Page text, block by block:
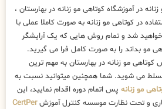
در آموزشگاه کوتاهی مو زنانه در بهارستان ،
در کوتاهی مو زنانه به صورت کاملا عملی با
خواهید شد و تمام روش هایی که یک آرایشگر
مو بداند را به صورت کامل فرا می گیرید.
کوتاهی مو زنانه در بهارستان به مهم ترین
می شوید. شما همچنین میتوانید نسبت به
مو زنانه پس اتمام دوره اقدام نمایید، این
و تحت نظارت موسسه کنترل آموزشCertPer